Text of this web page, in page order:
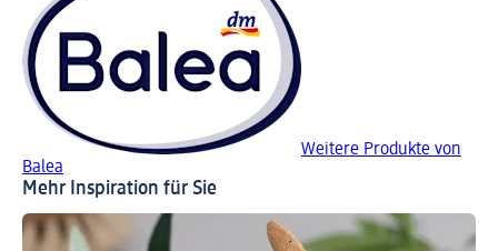
Weitere Produkte von
Balea
Mehr Inspiration für Sie